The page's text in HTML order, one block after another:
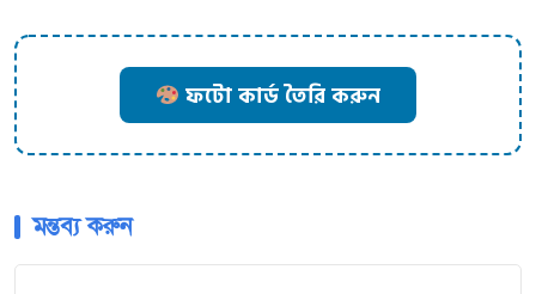
ফটো কার্ড তৈরি করুন
মন্তব্য করুন